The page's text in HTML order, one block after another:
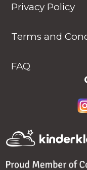
Privacy Policy
Terms and
FAQ